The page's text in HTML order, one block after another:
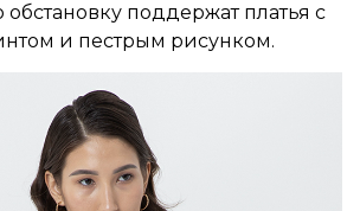
поддержат платья с
и пестрым рисунком.